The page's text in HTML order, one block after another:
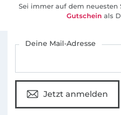
Sei immer auf dem neuesten
Gutschein als
Deine Mail-Adresse
Jetzt anmelden